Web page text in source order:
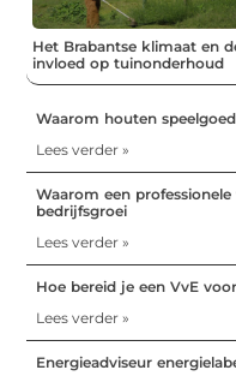
Het Brabantse klimaat en
invloed op tuinonderhoud
Waarom houten
Lees verder »
Waarom een
bedrijfsgroei
Lees verder »
Hoe bereid je een VvE
Lees verder »
Energieadviseur